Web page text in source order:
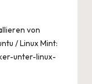
von
/ Linux Mint:
unter-linux-